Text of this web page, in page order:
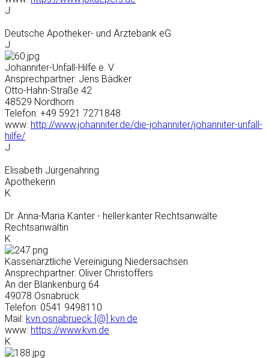
J
Deutsche Apotheker- und Ärztebank eG
J
Johanniter-Unfall-Hilfe e. V.
Ansprechpartner: Jens Bädker
Otto-Hahn-Straße 42
48529 Nordhorn
Telefon: +49 5921 7271848
www: http://www.johanniter.de/die-johanniter/johanniter-unfall-
hilfe/
J
Elisabeth Jürgenahring
Apothekerin
K
Dr. Anna-Maria Kanter - heller.kanter Rechtsanwälte
Rechtsanwältin
K
Kassenärztliche Vereinigung Niedersachsen
Ansprechpartner: Oliver Christoffers
An der Blankenburg 64
49078 Osnabrück
Telefon: 0541 9498110
Mail: kvn.osnabrueck [@] kvn.de
www: https://www.kvn.de
K